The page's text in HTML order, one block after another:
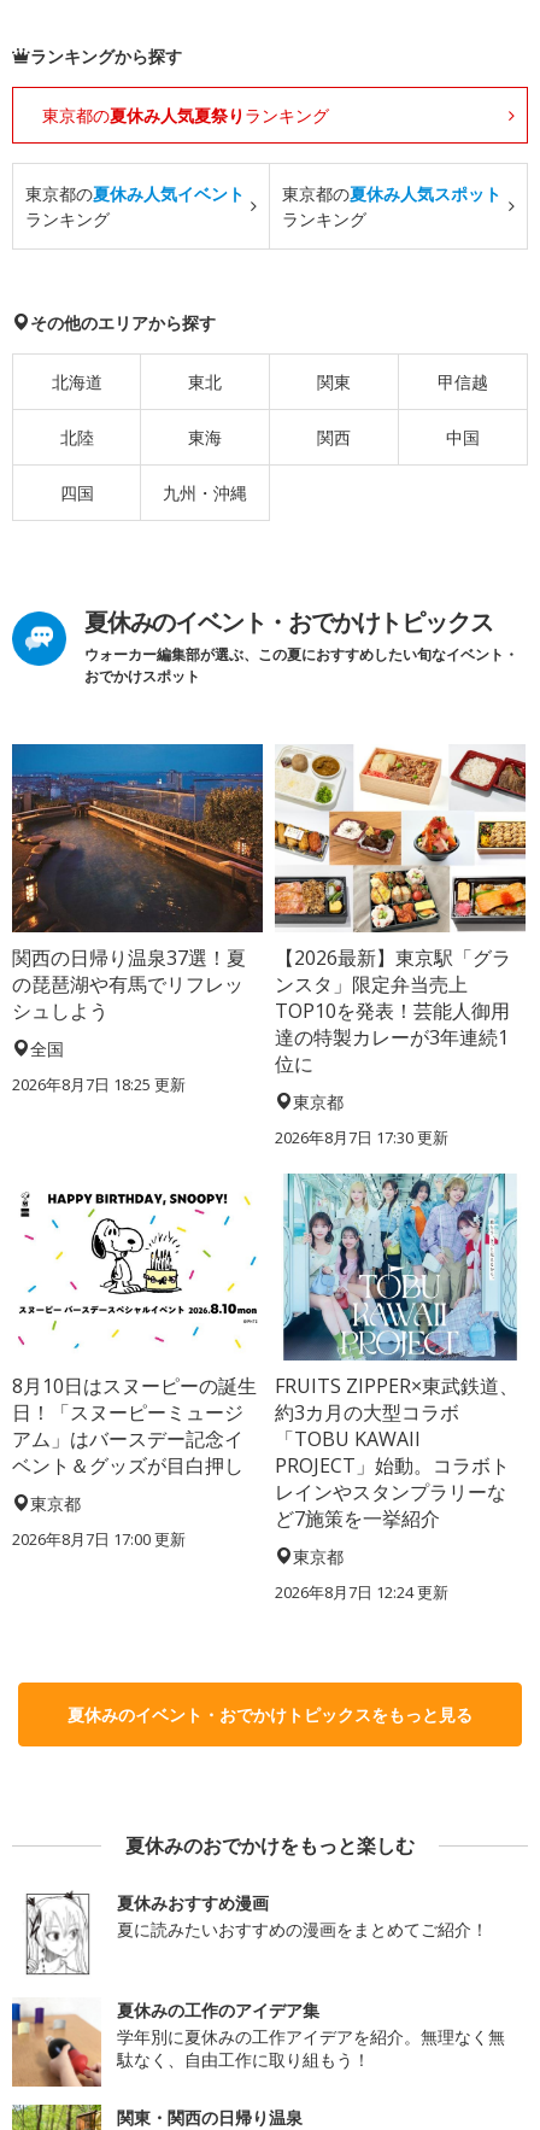
ランキングから探す
東京都の夏休み人気夏祭り ランキング
東京都の夏休み人気イベント
ランキング
東京都の夏休み人気スポット
ランキング
その他のエリアから探す
北海道 東北 関東 甲信越
北陸 東海 関西 中国
四国 九州・沖縄
夏休みのイベント・おでかけトピックス
ウォーカー編集部が選ぶ、この夏におすすめしたい旬なイベント・
おでかけスポット
関西の日帰り温泉37選！夏
の琵琶湖や有馬でリフレッ
シュしよう
全国
2026年8月7日 18:25 更新
【2026最新】東京駅「グラ
ンスタ」限定弁当売上
TOP10を発表！芸能人御用
達の特製カレーが3年連続1
位に
東京都
2026年8月7日 17:30更新
8月10日はスヌーピーの誕生
日！「スヌーピーミュージ
アム」はバースデー記念イ
ベント＆グッズが目白押し
東京都
2026年8月7日 17:00更新
FRUITS ZIPPER×東武鉄道、
約3カ月の大型コラボ
「TOBU KAWAII
PROJECT」始動。コラボト
レインやスタンプラリーな
ど7施策を一挙紹介
東京都
2026年8月7日 12:24更新
夏休みのイベント・おでかけトピックスをもっと見る
夏休みのおでかけをもっと楽しむ
夏休みおすすめ漫画
夏に読みたいおすすめの漫画をまとめてご紹介！
夏休みの工作のアイデア集
学年別に夏休みの工作アイデアを紹介。無理なく無
駄なく、自由工作に取り組もう！
関東・関西の日帰り温泉